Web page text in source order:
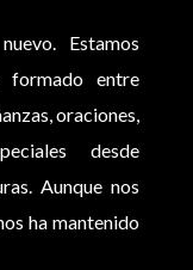
Estamos
entre
oraciones,
desde
Aunque nos
ha mantenido